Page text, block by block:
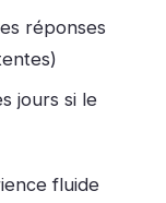
réponses
jours si le
fluide